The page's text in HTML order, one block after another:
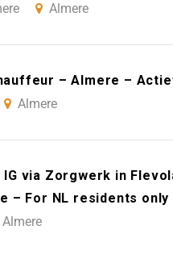
Almere
– Almere –
Almere
via Zorgwerk in
– For NL residents
Almere